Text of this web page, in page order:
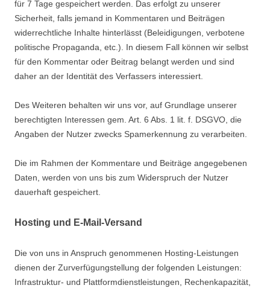
für 7 Tage gespeichert werden. Das erfolgt zu unserer
Sicherheit, falls jemand in Kommentaren und Beiträgen
widerrechtliche Inhalte hinterlässt (Beleidigungen, verbotene
politische Propaganda, etc.). In diesem Fall können wir selbst
für den Kommentar oder Beitrag belangt werden und sind
daher an der Identität des Verfassers interessiert.
Des Weiteren behalten wir uns vor, auf Grundlage unserer
berechtigten Interessen gem. Art. 6 Abs. 1 lit. f. DSGVO, die
Angaben der Nutzer zwecks Spamerkennung zu verarbeiten.
Die im Rahmen der Kommentare und Beiträge angegebenen
Daten, werden von uns bis zum Widerspruch der Nutzer
dauerhaft gespeichert.
Hosting und E-Mail-Versand
Die von uns in Anspruch genommenen Hosting-Leistungen
dienen der Zurverfügungstellung der folgenden Leistungen:
Infrastruktur- und Plattformdienstleistungen, Rechenkapazität,